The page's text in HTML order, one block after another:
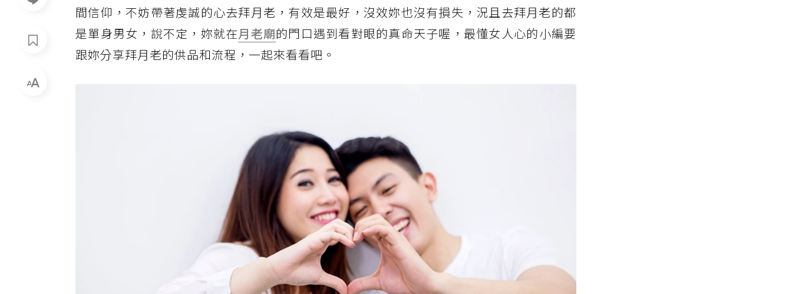
間信仰，不妨帶著虔誠的心去拜月老，有效是最好，沒效妳也沒有損失，況且去拜月老的都
是單身男女，說不定，妳就在月老廟的門口遇到看對眼的真命天子喔，最懂女人心的小編要
跟妳分享拜月老的供品和流程，一起來看看吧。